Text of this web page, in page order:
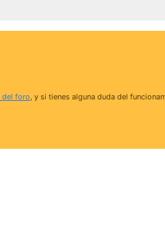
del foro, y si tienes alguna duda del